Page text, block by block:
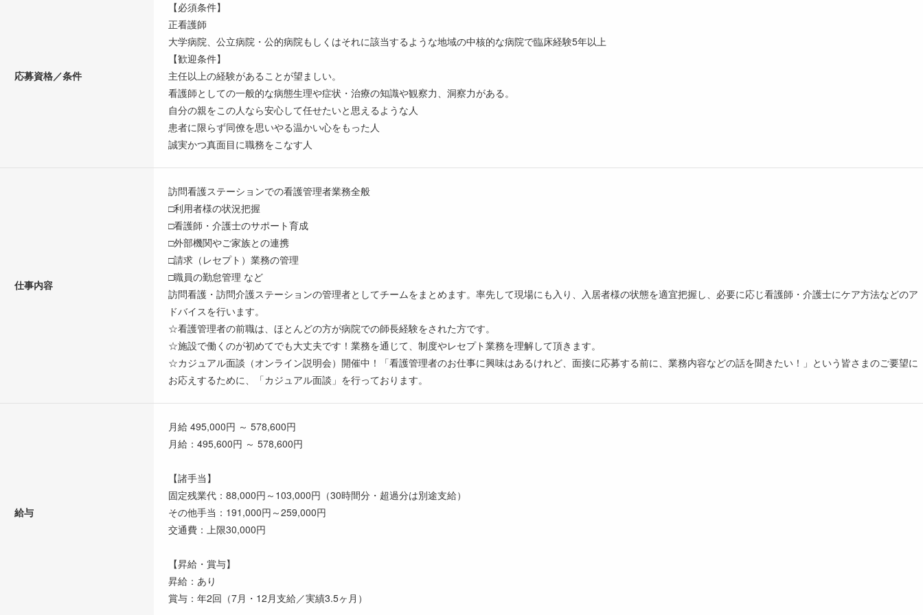
応募資格／条件
【必須条件】
正看護師
大学病院、公立病院・公的病院もしくはそれに該当するような地域の中核的な病院で臨床経験5年以上
【歓迎条件】
主任以上の経験があることが望ましい。
看護師としての一般的な病態生理や症状・治療の知識や観察力、洞察力がある。
自分の親をこの人なら安心して任せたいと思えるような人
患者に限らず同僚を思いやる温かい心をもった人
誠実かつ真面目に職務をこなす人
仕事内容
訪問看護ステーションでの看護管理者業務全般
□利用者様の状況把握
□看護師・介護士のサポート育成
□外部機関やご家族との連携
□請求（レセプト）業務の管理
□職員の勤怠管理 など
訪問看護・訪問介護ステーションの管理者としてチームをまとめます。率先して現場にも入り、入居者様の状態を適宜把握し、必要に応じ看護師・介護士にケア方法などのア
ドバイスを行います。
☆看護管理者の前職は、ほとんどの方が病院での師長経験をされた方です。
☆施設で働くのが初めてでも大丈夫です！業務を通じて、制度やレセプト業務を理解して頂きます。
☆カジュアル面談（オンライン説明会）開催中！「看護管理者のお仕事に興味はあるけれど、面接に応募する前に、業務内容などの話を聞きたい！」という皆さまのご要望に
お応えするために、「カジュアル面談」を行っております。
給与
月給 495,000円 ～ 578,600円
月給：495,600円 ～ 578,600円
【諸手当】
固定残業代：88,000円～103,000円（30時間分・超過分は別途支給）
その他手当：191,000円～259,000円
交通費：上限30,000円
【昇給・賞与】
昇給：あり
賞与：年2回（7月・12月支給／実績3.5ヶ月）